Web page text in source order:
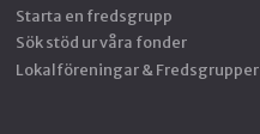
Starta en fredsgrupp
Sök stöd ur våra fonder
Lokalföreningar & Fredsgrupper